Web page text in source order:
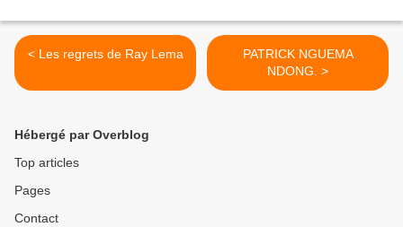
< Les regrets de Ray Lema
PATRICK NGUEMA
NDONG. >
Hébergé par Overblog
Top articles
Pages
Contact